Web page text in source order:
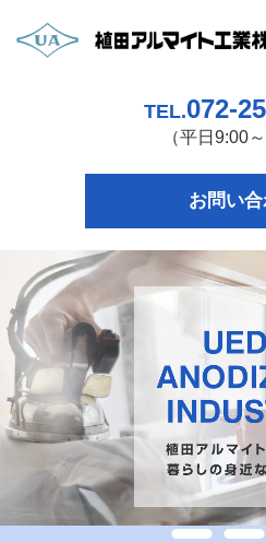
TEL.072-
（平日9:00
お問い